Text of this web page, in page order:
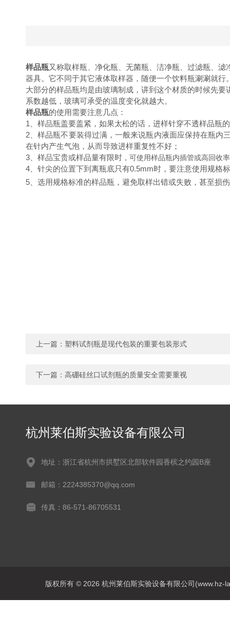
样品瓶又称取样瓶、净化瓶、无菌瓶、洁净瓶、过滤瓶、
器具。它不同于其它液体取样器，随便一个饮料瓶涮涮就
大部分的样品瓶均是由玻璃制成，讲到这个材质的时候先
系数越低，玻璃可承受的温度变化就越大。
样品瓶的使用需要注意几点：
1、样品瓶盖要盖紧，如果太松的话，进样针穿不透样品瓶
2、样品瓶不要装得过满，一般来说瓶内液面应保持在瓶
在针内产生气泡，从而导致进样重复性不好；
3、样品宝贵或样品量有限时 ，可使用样品瓶内插管或高回收
4、针尖的位置下到离瓶底只有0.5mm时，要注意使用规格
5、选用规格标准的样品瓶，避免取样出错或失败，甚至损
上一篇： 塑料试剂瓶是现代包装的重要包装形式
下一篇： 高硼硅丝口试剂瓶的质量安全需要重视
杭州莱伯斯实验设备有限公司
地址：浙江省杭州市拱墅区北部软件园香槟之约园B座
邮箱：2224385370@qq.com
传真：86-571-86705531
版权所有 © 2026 杭州莱伯斯实验设备有限公司